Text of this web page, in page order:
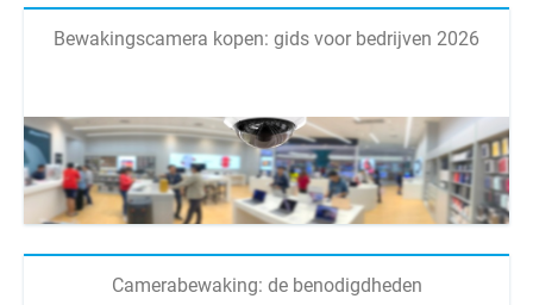
Bewakingscamera kopen: gids voor bedrijven 2026
Camerabewaking: de benodigdheden